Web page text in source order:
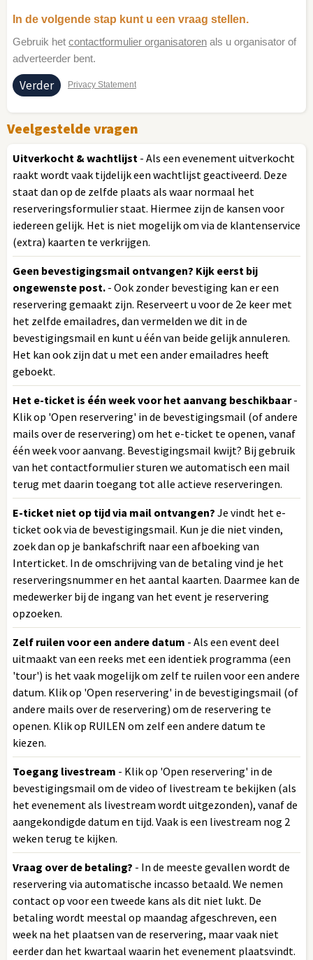
In de volgende stap kunt u een vraag stellen.
Gebruik het contactformulier organisatoren als u organisator of
adverteerder bent.
Privacy Statement
Veelgestelde vragen
Uitverkocht & wachtlijst - Als een evenement uitverkocht
raakt wordt vaak tijdelijk een wachtlijst geactiveerd. Deze
staat dan op de zelfde plaats als waar normaal het
reserveringsformulier staat. Hiermee zijn de kansen voor
iedereen gelijk. Het is niet mogelijk om via de klantenservice
(extra) kaarten te verkrijgen.
Geen bevestigingsmail ontvangen? Kijk eerst bij
ongewenste post. - Ook zonder bevestiging kan er een
reservering gemaakt zijn. Reserveert u voor de 2e keer met
het zelfde emailadres, dan vermelden we dit in de
bevestigingsmail en kunt u één van beide gelijk annuleren.
Het kan ook zijn dat u met een ander emailadres heeft
geboekt.
Het e-ticket is één week voor het aanvang beschikbaar-
Klik op 'Open reservering' in de bevestigingsmail (of andere
mails over de reservering) om het e-ticket te openen, vanaf
één week voor aanvang. Bevestigingsmail kwijt? Bij gebruik
van het contactformulier sturen we automatisch een mail
terug met daarin toegang tot alle actieve reserveringen.
E-ticket niet op tijd via mail ontvangen? Je vindt het e-
ticket ook via de bevestigingsmail. Kun je die niet vinden,
zoek dan op je bankafschrift naar een afboeking van
Interticket. In de omschrijving van de betaling vind je het
reserveringsnummer en het aantal kaarten. Daarmee kan de
medewerker bij de ingang van het event je reservering
opzoeken.
Zelf ruilen voor een andere datum - Als een event deel
uitmaakt van een reeks met een identiek programma (een
'tour') is het vaak mogelijk om zelf te ruilen voor een andere
datum. Klik op 'Open reservering' in de bevestigingsmail (of
andere mails over de reservering) om de reservering te
openen. Klik op RUILEN om zelf een andere datum te
kiezen.
Toegang livestream - Klik op 'Open reservering' in de
bevestigingsmail om de video of livestream te bekijken (als
het evenement als livestream wordt uitgezonden), vanaf de
aangekondigde datum en tijd. Vaak is een livestream nog 2
weken terug te kijken.
Vraag over de betaling? - In de meeste gevallen wordt de
reservering via automatische incasso betaald. We nemen
contact op voor een tweede kans als dit niet lukt. De
betaling wordt meestal op maandag afgeschreven, een
week na het plaatsen van de reservering, maar vaak niet
eerder dan het kwartaal waarin het evenement plaatsvindt.